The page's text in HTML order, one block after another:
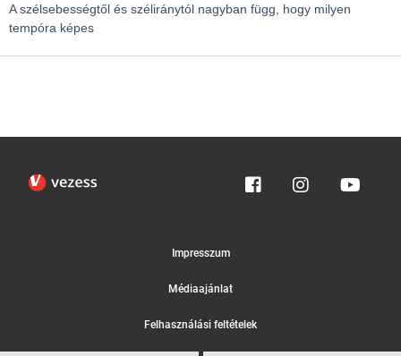
A szélsebességtől és széliránytól nagyban függ, hogy milyen
tempóra képes
Impresszum
Médiaajánlat
Felhasználási feltételek